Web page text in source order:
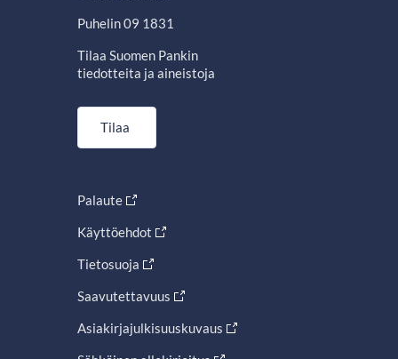
Puhelin 09 1831
Tilaa Suomen Pankin
tiedotteita ja aineistoja
Tilaa
Palaute
Käyttöehdot
Tietosuoja
Saavutettavuus
Asiakirjajulkisuuskuvaus